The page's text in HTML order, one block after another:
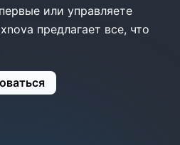
или управляете
предлагает все, что